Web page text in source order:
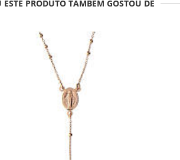
PRODUTO TAMBÉM GOSTOU DE